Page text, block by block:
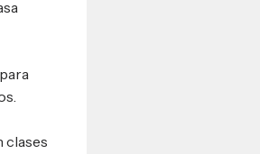
clases